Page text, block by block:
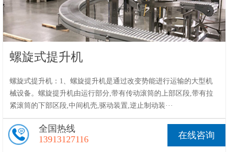
1/1
螺旋式提升机
螺旋式提升机：1、螺旋提升机是通过改变势能进行运输的大型机
械设备。螺旋提升机由运行部分,带有传动滚筒的上部区段,带有拉
紧滚筒的下部区段,中间机壳,驱动装置,逆止制动装···
在线咨询
全国热线
13913127116